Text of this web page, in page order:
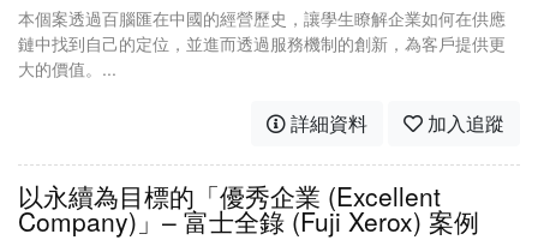
本個案透過百腦匯在中國的經營歷史，讓學生瞭解企業如何在供應
鏈中找到自己的定位，並進而透過服務機制的創新，為客戶提供更
大的價值。...
詳細資料 加入追蹤
以永續為目標的「優秀企業 (Excellent
Company)」– 富士全錄 (Fuji Xerox) 案例